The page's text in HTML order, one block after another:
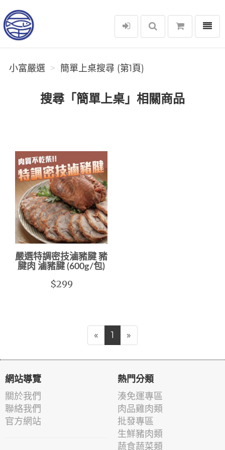
小富嚴選
選單
小富嚴選 簡單上桌搜尋 (第1頁)
搜尋「簡單上桌」相關商品
嚴選特調密技滷豬腱 豬
腱肉 滷豬腱 (600g/包)
$299
« 1 »
網站導覽
關於我們
聯絡我們
官方網站
熱門分類
湊免運專區
肉品雞肉類
批發專區
生鮮豬肉類
蔬食蔬菜類